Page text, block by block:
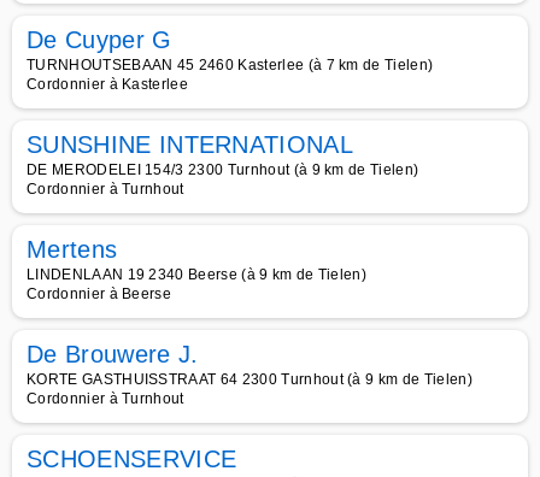
De Cuyper G
TURNHOUTSEBAAN 45 2460 Kasterlee (à 7 km de Tielen)
Cordonnier à Kasterlee
SUNSHINE INTERNATIONAL
DE MERODELEI 154/3 2300 Turnhout (à 9 km de Tielen)
Cordonnier à Turnhout
Mertens
LINDENLAAN 19 2340 Beerse (à 9 km de Tielen)
Cordonnier à Beerse
De Brouwere J.
KORTE GASTHUISSTRAAT 64 2300 Turnhout (à 9 km de Tielen)
Cordonnier à Turnhout
SCHOENSERVICE